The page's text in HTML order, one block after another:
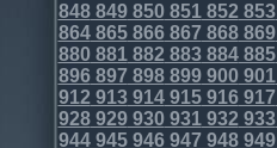
848849850851852 853
864865866867 868869
880881882 883884885
896897 898899900901
912 913914915916917
928929930931932 933
944945946947 948949